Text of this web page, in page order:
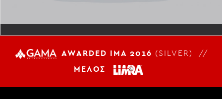
AWARDED IMA 2016 (SILVER) //
ΜΕΛΟΣ